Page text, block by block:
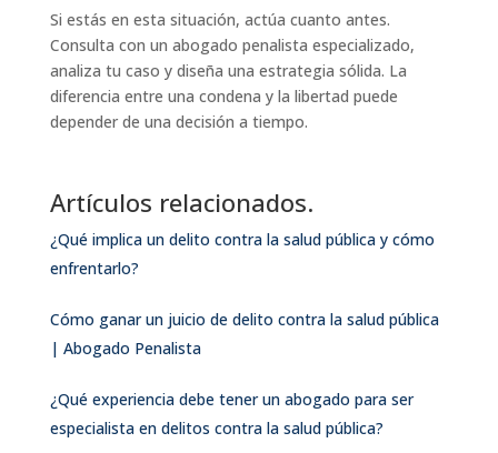
Si estás en esta situación, actúa cuanto antes.
Consulta con un abogado penalista especializado,
analiza tu caso y diseña una estrategia sólida. La
diferencia entre una condena y la libertad puede
depender de una decisión a tiempo.
Artículos relacionados.
¿Qué implica un delito contra la salud pública y cómo
enfrentarlo?
Cómo ganar un juicio de delito contra la salud pública
| Abogado Penalista
¿Qué experiencia debe tener un abogado para ser
especialista en delitos contra la salud pública?